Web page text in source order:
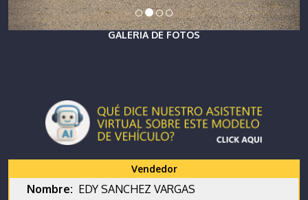
GALERIA DE FOTOS
Vendedor
Nombre: EDY SANCHEZ VARGAS